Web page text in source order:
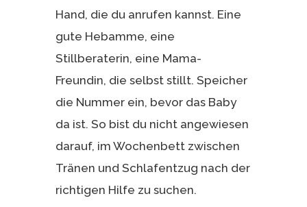
Hand, die du anrufen kannst. Eine
gute Hebamme, eine
Stillberaterin, eine Mama-
Freundin, die selbst stillt. Speicher
die Nummer ein, bevor das Baby
da ist. So bist du nicht angewiesen
darauf, im Wochenbett zwischen
Tränen und Schlafentzug nach der
richtigen Hilfe zu suchen.